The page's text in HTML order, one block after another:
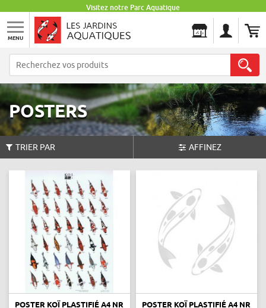
Visitez notre Parc Aquatique
MENU
POSTERS
TRIER PAR AFFINEZ
POSTER KOÏ PLASTIFIÉ A4 NR
POSTER KOÏ PLASTIFIÉ A4 NR